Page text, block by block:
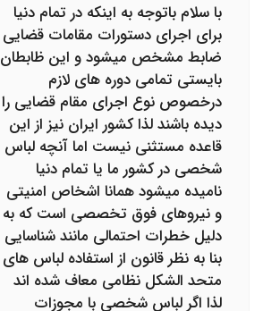
با سلام باتوجه به اینکه در تمام دنیا
برای اجرای دستورات مقامات قضایی
ضابط مشخص میشود و این ظابطان
بایستی تمامی دوره های لازم
درخصوص نوع اجرای مقام قضایی را
دیده باشند لذا کشور ایران نیز از این
قاعده مستثنی نیست اما آنچه لباس
شخصی در کشور ما یا تمام دنیا
نامیده میشود همانا اشخاص امنیتی
و نیروهای فوق تخصصی است که به
دلیل خطرات احتمالی مانند شناسایی
بنا به نظر قانون از استفاده لباس های
متحد الشکل نظامی معاف شده اند
لذا اگر لباس شخصی با مجوزات